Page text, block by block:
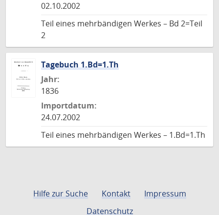
02.10.2002
Teil eines mehrbändigen Werkes – Bd 2=Teil
2
Tagebuch 1.Bd=1.Th
Jahr:
1836
Importdatum:
24.07.2002
Teil eines mehrbändigen Werkes – 1.Bd=1.Th
Hilfe zur Suche Kontakt
Impressum
Datenschutz